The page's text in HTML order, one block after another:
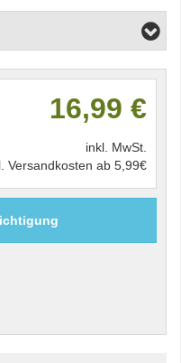
16,99 €
inkl. MwSt.
Versandkosten ab 5,99€